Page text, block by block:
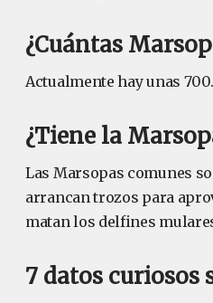
¿Cuántas
Actualmente hay unas
¿Tiene la
Las Marsopas comunes
arrancan trozos para
matan los delfines
7 datos curiosos